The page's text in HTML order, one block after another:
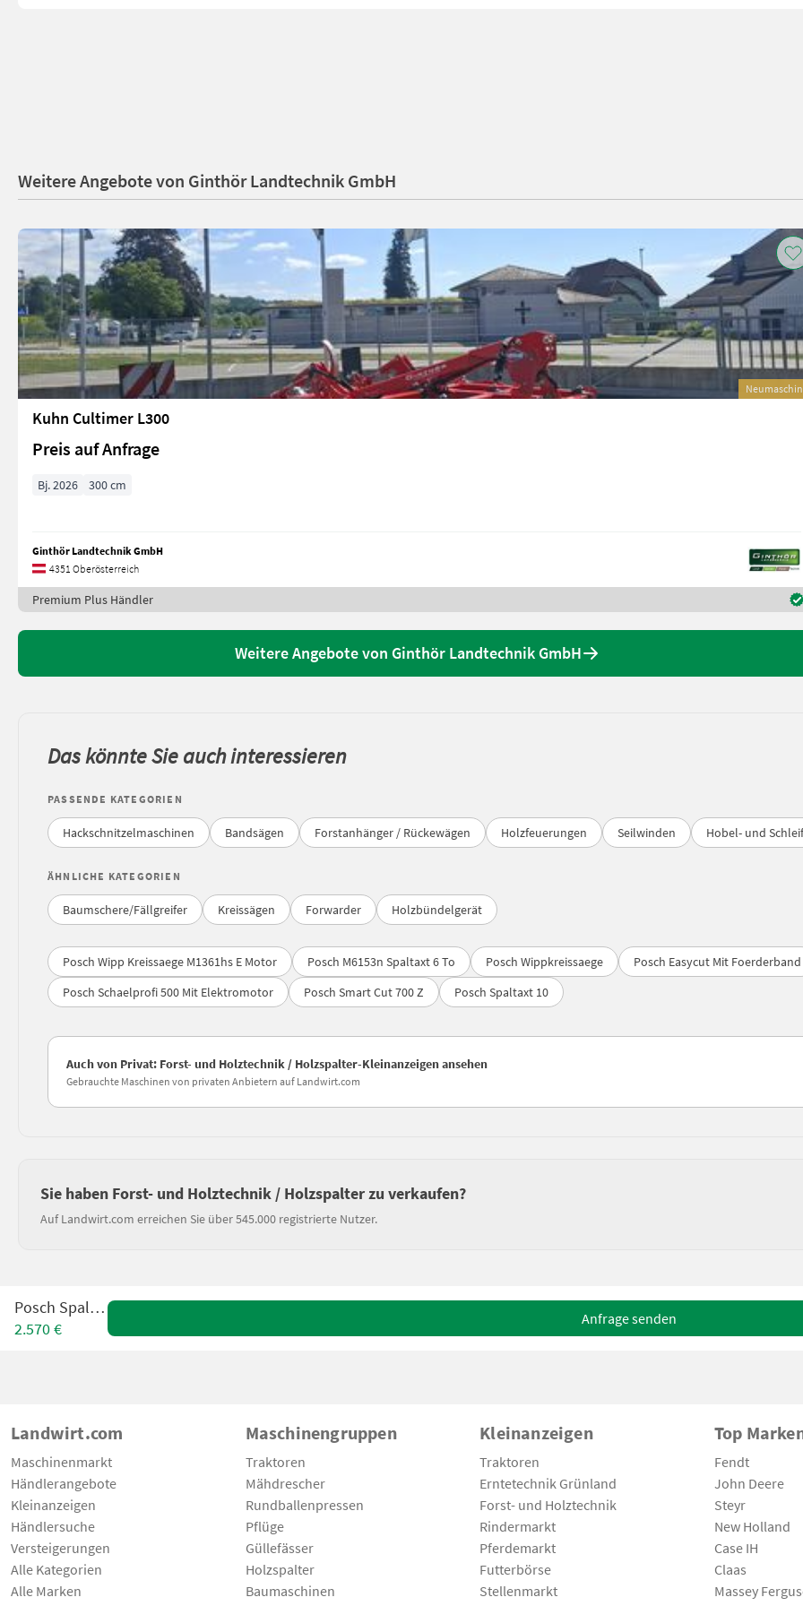
Weitere Angebote von Ginthör Landtechnik GmbH
Kuhn Cultimer L300
Preis auf Anfrage
Bj. 2026 300 cm
Ginthör Landtechnik GmbH
4351 Oberösterreich
Premium Plus Händler
Weitere Angebote von Ginthör Landtechnik GmbH
Das könnte Sie auch interessieren
PASSENDE KATEGORIEN
Hackschnitzelmaschinen Bandsägen Forstanhänger / Rückewägen Holzfeuerungen Seilwinden Hobel- und
ÄHNLICHE KATEGORIEN
Baumschere/Fällgreifer Kreissägen Forwarder Holzbündelgerät
Posch Wipp Kreissaege M1361hs E Motor Posch M6153n Spaltaxt 6 To Posch Wippkreissaege Posch Easycut Mit Foerderband
Posch Schaelprofi 500 Mit Elektromotor
Posch Smart Cut 700 Z Posch Spaltaxt 10
Auch von Privat: Forst- und Holztechnik / Holzspalter-Kleinanzeigen ansehen
Gebrauchte Maschinen von privaten Anbietern auf Landwirt.com
Sie haben Forst- und Holztechnik / Holzspalter zu verkaufen?
Auf Landwirt.com erreichen Sie über 545.000 registrierte Nutzer.
Posch Spaltaxt
2.570 €
Anfrage senden
Landwirt.com
Maschinenmarkt
Händlerangebote
Kleinanzeigen
Händlersuche
Versteigerungen
Alle Kategorien
Alle Marken
Maschinengruppen
Traktoren
Mähdrescher
Rundballenpressen
Pflüge
Güllefässer
Holzspalter
Baumaschinen
Kleinanzeigen
Traktoren
Erntetechnik Grünland
Forst- und Holztechnik
Rindermarkt
Pferdemarkt
Futterbörse
Stellenmarkt
Top
Fendt
John Deere
Steyr
New Holland
Case IH
Claas
Massey